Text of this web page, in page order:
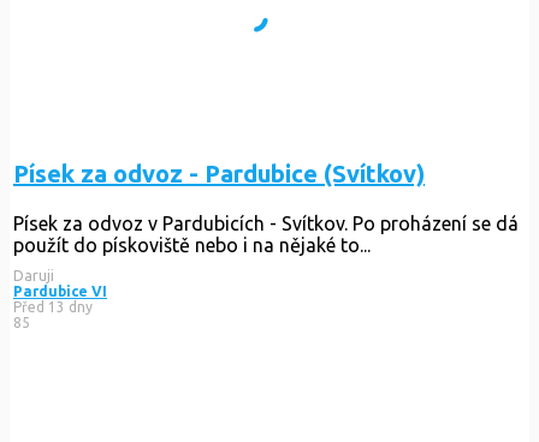
Písek za odvoz - Pardubice (Svítkov)
Písek za odvoz v Pardubicích - Svítkov. Po proházení se dá
použít do pískoviště nebo i na nějaké to...
Daruji
Pardubice VI
Před 13 dny
85